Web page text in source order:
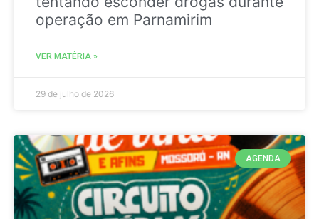
operação em Parnamirim
VER MATÉRIA »
29 de julho de 2026
AGENDA